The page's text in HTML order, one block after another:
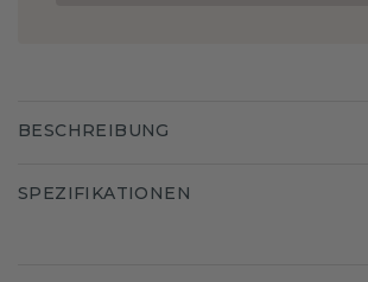
BESCHREIBUNG
SPEZIFIKATIONEN